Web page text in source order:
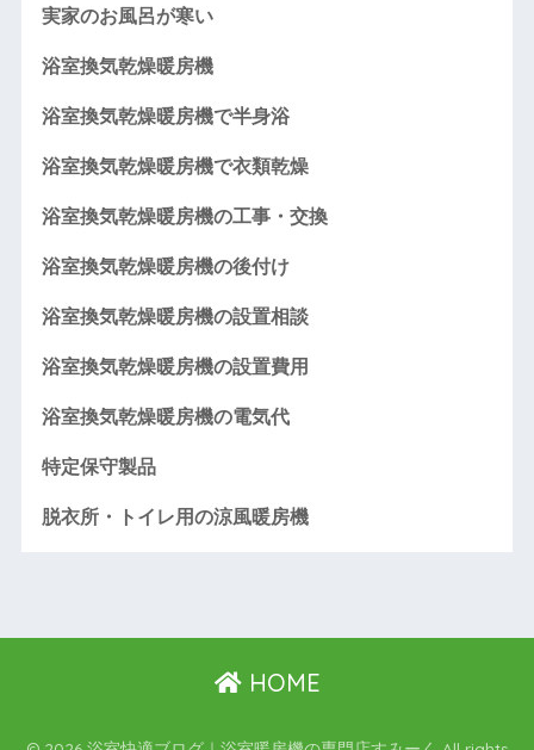
実家のお風呂が寒い
浴室換気乾燥暖房機
浴室換気乾燥暖房機で半身浴
浴室換気乾燥暖房機で衣類乾燥
浴室換気乾燥暖房機の工事・交換
浴室換気乾燥暖房機の後付け
浴室換気乾燥暖房機の設置相談
浴室換気乾燥暖房機の設置費用
浴室換気乾燥暖房機の電気代
特定保守製品
脱衣所・トイレ用の涼風暖房機
HOME